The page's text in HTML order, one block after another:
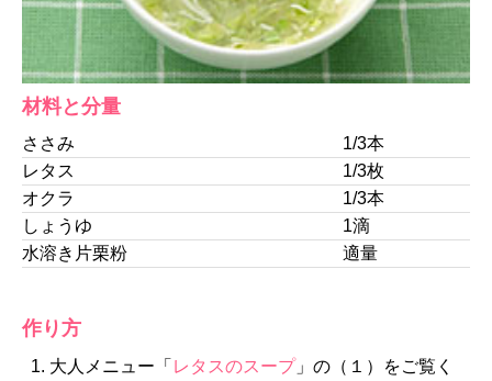
材料と分量
ささみ
1/3本
レタス
1/3枚
オクラ
1/3本
しょうゆ
1滴
水溶き片栗粉
適量
作り方
大人メニュー「 レタスのスープ」の（１）をご覧く